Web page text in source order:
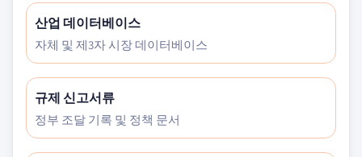
산업 데이터베이스
자체 및 제3자 시장 데이터베이스
규제 신고서류
정부 조달 기록 및 정책 문서